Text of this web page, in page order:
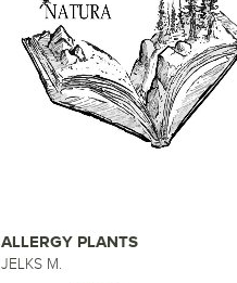
ALLERGY PLANTS
JELKS M.